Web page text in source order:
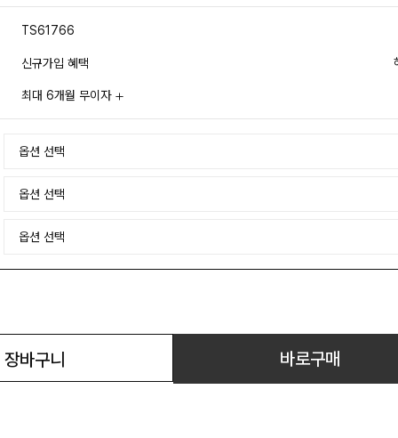
TS61766
신규가입 혜택
최대 6개월 무이자
장바구니 바로구매